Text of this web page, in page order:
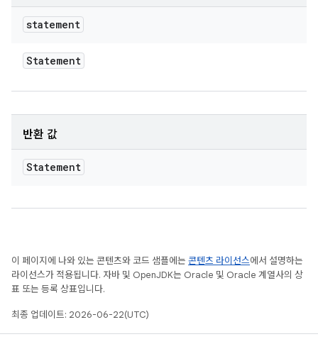
statement
Statement
반환 값
Statement
이 페이지에 나와 있는 콘텐츠와 코드 샘플에는 콘텐츠 라이선스에서 설명하는
라이선스가 적용됩니다. 자바 및 OpenJDK는 Oracle 및 Oracle 계열사의 상
표 또는 등록 상표입니다.
최종 업데이트: 2026-06-22(UTC)